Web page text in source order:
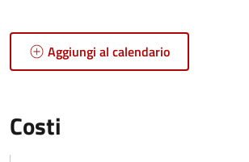
Aggiungi al calendario
Costi